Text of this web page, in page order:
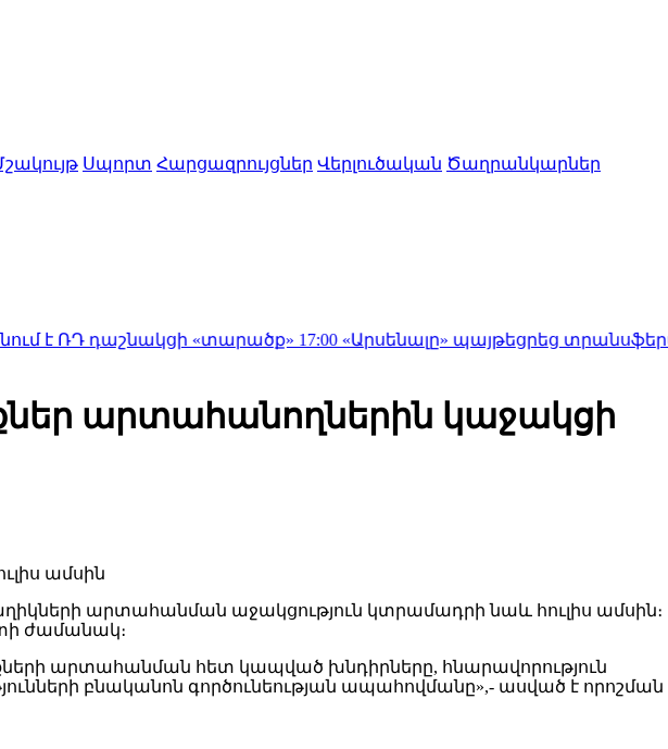
Սպորտ Հարցազրույցներ Վերլուծական Ծաղրանկարներ
«տարածք» 17:00«Արսենալը» պայթեցրեց տրանսֆերային
արտահանողներին կաջակցի
արտահանման աջակցություն կտրամադրի նաև հուլիս ամսին։
ժամանակ։
արտահանման հետ կապված խնդիրները, հնարավորություն
բնականոն գործունեության ապահովմանը»,- ասված է որոշման